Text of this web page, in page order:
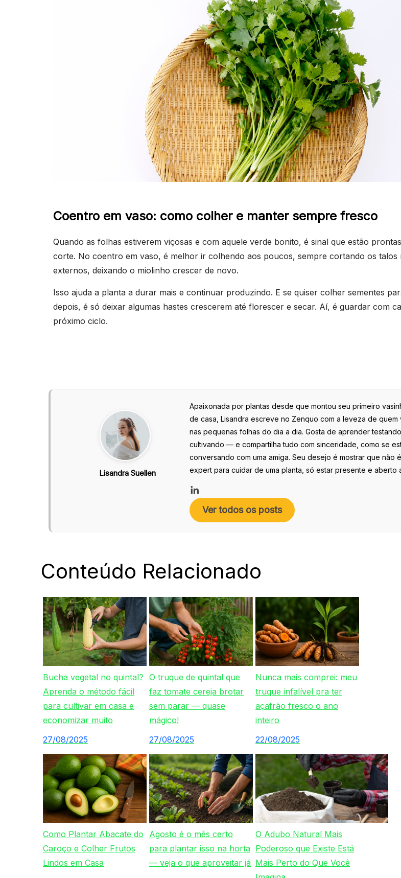
Coentro em vaso: como colher e manter sempre fresco
Quando as folhas estiverem viçosas e com aquele verde bonito, é sinal que estão
corte. No coentro em vaso, é melhor ir colhendo aos poucos, sempre cortando os talos
externos, deixando o miolinho crescer de novo.
Isso ajuda a planta a durar mais e continuar produzindo. E se quiser colher sementes
depois, é só deixar algumas hastes crescerem até florescer e secar. Aí, é guardar com
próximo ciclo.
Lisandra Suellen
Apaixonada por plantas desde que montou seu primeiro
de casa, Lisandra escreve no Zenquo com a leveza de quem
nas pequenas folhas do dia a dia. Gosta de aprender
cultivando — e compartilha tudo com sinceridade, como se
conversando com uma amiga. Seu desejo é mostrar que não
expert para cuidar de uma planta, só estar presente e aberto
Ver todos os posts
Conteúdo Relacionado
Bucha vegetal no quintal?
Aprenda o método fácil
para cultivar em casa e
economizar muito
27/08/2025
O truque de quintal que
faz tomate cereja brotar
sem parar — quase
mágico!
27/08/2025
Nunca mais comprei: meu
truque infalível pra ter
açafrão fresco o ano
inteiro
22/08/2025
Como Plantar Abacate do
Caroço e Colher Frutos
Lindos em Casa
Agosto é o mês certo
para plantar isso na horta
— veja o que aproveitar já
O Adubo Natural Mais
Poderoso que Existe Está
Mais Perto do Que Você